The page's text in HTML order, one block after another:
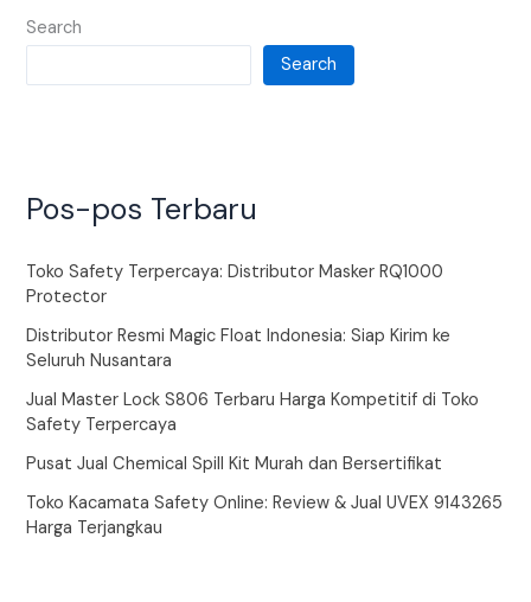
Search
Search
Pos-pos Terbaru
Toko Safety Terpercaya: Distributor Masker RQ1000
Protector
Distributor Resmi Magic Float Indonesia: Siap Kirim ke
Seluruh Nusantara
Jual Master Lock S806 Terbaru Harga Kompetitif di Toko
Safety Terpercaya
Pusat Jual Chemical Spill Kit Murah dan Bersertifikat
Toko Kacamata Safety Online: Review & Jual UVEX 9143265
Harga Terjangkau